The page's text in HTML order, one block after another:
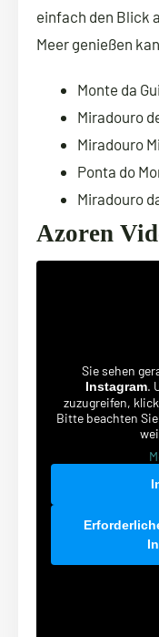
einfach den Blick
Meer genießen
Monte da
Miradouro
Miradouro
Ponta do
Miradouro
Azoren
Sie sehen
Instagram.
zuzugreifen,
Bitte beachten